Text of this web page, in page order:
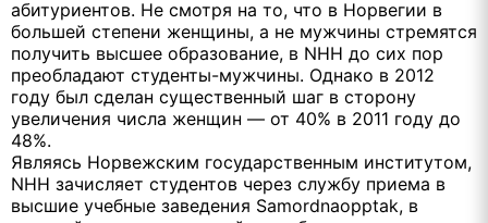
абитуриентов. Не смотря на то, что в Норвегии в
большей степени женщины, а не мужчины стремятся
получить высшее образование, в NHH до сих пор
преобладают студенты-мужчины. Однако в 2012
году был сделан существенный шаг в сторону
увеличения числа женщин — от 40% в 2011 году до
48%.
Являясь Норвежским государственным институтом,
NHH зачисляет студентов через службу приема в
высшие учебные заведения Samordnaopptak, в